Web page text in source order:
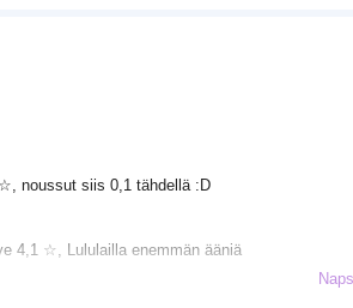
noussut siis 0,1 tähdellä :D
4,1 ☆, Lululailla enemmän ääniä
Mut vieläkin kyllä ihmettelen Lululain